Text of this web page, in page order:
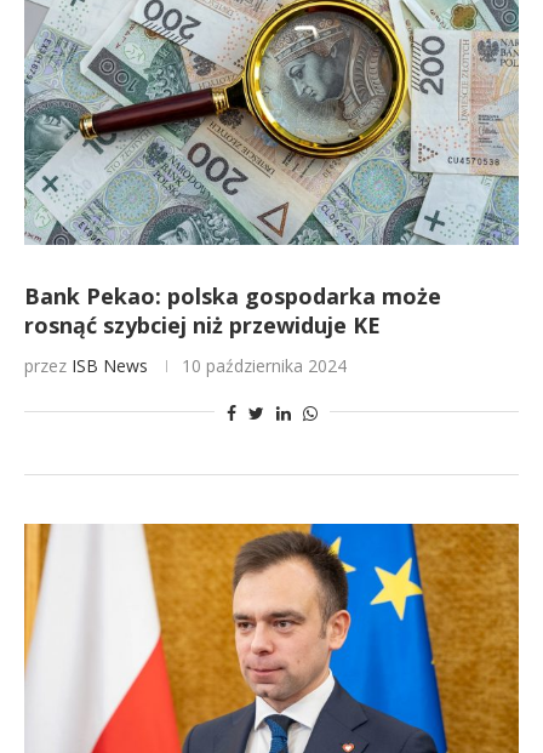
Bank Pekao: polska gospodarka może
rosnąć szybciej niż przewiduje KE
przez ISB News 10 października 2024